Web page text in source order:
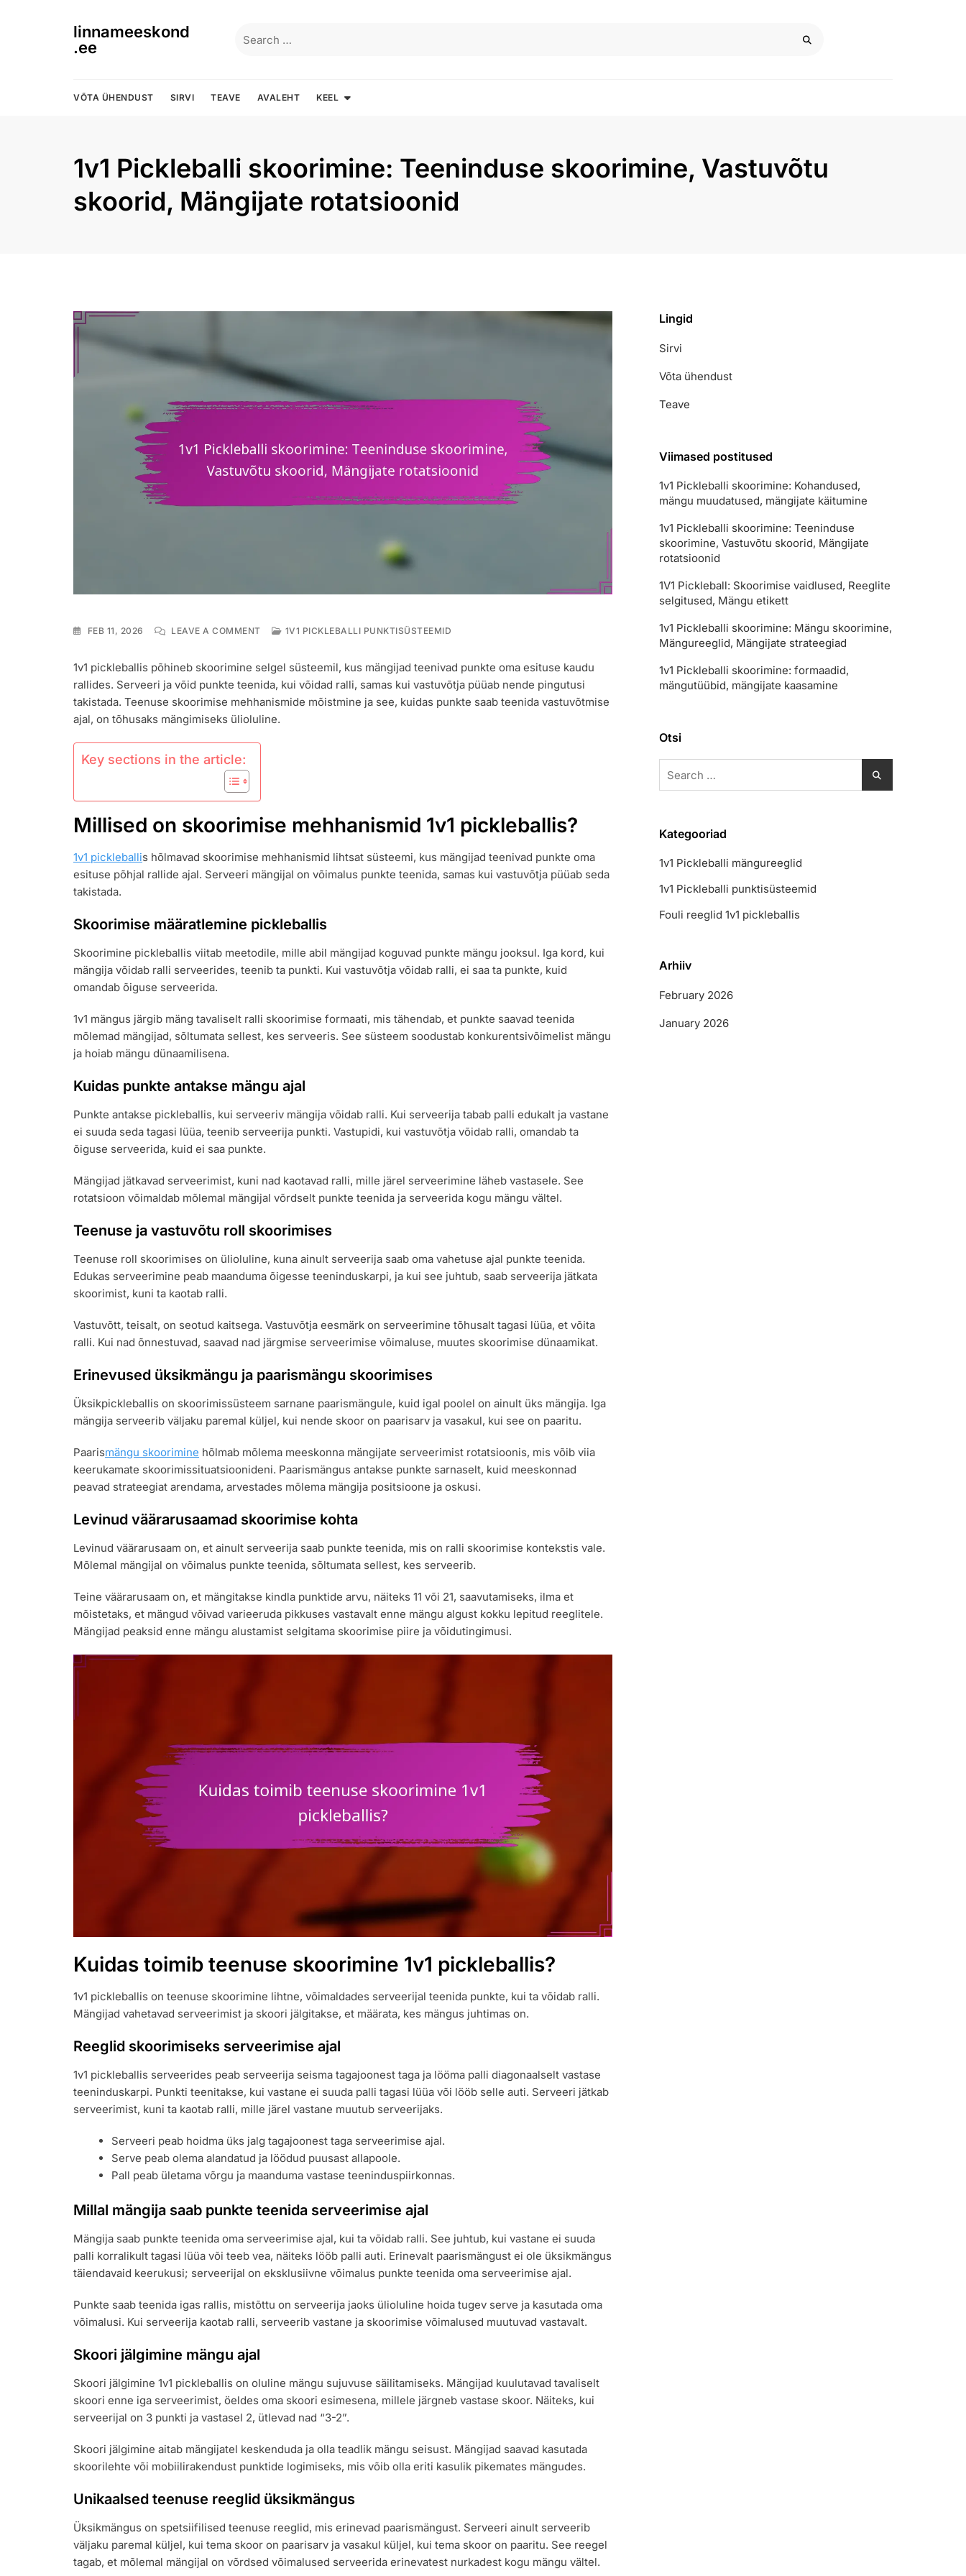
linnameeskond
.ee
for:
VÕTA ÜHENDUST SIRVI TEAVE AVALEHT KEEL
1v1 Pickleballi skoorimine: Teeninduse skoorimine, Vastuvõtu
skoorid, Mängijate rotatsioonid
FEB 11, 2026 LEAVE A COMMENTON
SKOORIMINE:
TEENINDUSE
SKOORIMINE,
SKOORID,
1V1 PICKLEBALLI PUNKTISÜSTEEMID
1v1 pickleballis põhineb skoorimine selgel süsteemil, kus mängijad teenivad punkte oma esituse kaudu
rallides. Serveeri ja võid punkte teenida, kui võidad ralli, samas kui vastuvõtja püüab nende pingutusi
takistada. Teenuse skoorimise mehhanismide mõistmine ja see, kuidas punkte saab teenida vastuvõtmise
ajal, on tõhusaks mängimiseks ülioluline.
Key sections in the article:
Millised on skoorimise mehhanismid 1v1 pickleballis?
1v1 pickleballis hõlmavad skoorimise mehhanismid lihtsat süsteemi, kus mängijad teenivad punkte oma
esituse põhjal rallide ajal. Serveeri mängijal on võimalus punkte teenida, samas kui vastuvõtja püüab seda
takistada.
Skoorimise määratlemine pickleballis
Skoorimine pickleballis viitab meetodile, mille abil mängijad koguvad punkte mängu jooksul. Iga kord, kui
mängija võidab ralli serveerides, teenib ta punkti. Kui vastuvõtja võidab ralli, ei saa ta punkte, kuid
omandab õiguse serveerida.
1v1 mängus järgib mäng tavaliselt ralli skoorimise formaati, mis tähendab, et punkte saavad teenida
mõlemad mängijad, sõltumata sellest, kes serveeris. See süsteem soodustab konkurentsivõimelist mängu
ja hoiab mängu dünaamilisena.
Kuidas punkte antakse mängu ajal
Punkte antakse pickleballis, kui serveeriv mängija võidab ralli. Kui serveerija tabab palli edukalt ja vastane
ei suuda seda tagasi lüüa, teenib serveerija punkti. Vastupidi, kui vastuvõtja võidab ralli, omandab ta
õiguse serveerida, kuid ei saa punkte.
Mängijad jätkavad serveerimist, kuni nad kaotavad ralli, mille järel serveerimine läheb vastasele. See
rotatsioon võimaldab mõlemal mängijal võrdselt punkte teenida ja serveerida kogu mängu vältel.
Teenuse ja vastuvõtu roll skoorimises
Teenuse roll skoorimises on ülioluline, kuna ainult serveerija saab oma vahetuse ajal punkte teenida.
Edukas serveerimine peab maanduma õigesse teeninduskarpi, ja kui see juhtub, saab serveerija jätkata
skoorimist, kuni ta kaotab ralli.
Vastuvõtt, teisalt, on seotud kaitsega. Vastuvõtja eesmärk on serveerimine tõhusalt tagasi lüüa, et võita
ralli. Kui nad õnnestuvad, saavad nad järgmise serveerimise võimaluse, muutes skoorimise dünaamikat.
Erinevused üksikmängu ja paarismängu skoorimises
Üksikpickleballis on skoorimissüsteem sarnane paarismängule, kuid igal poolel on ainult üks mängija. Iga
mängija serveerib väljaku paremal küljel, kui nende skoor on paarisarv ja vasakul, kui see on paaritu.
Paarismängu skoorimine hõlmab mõlema meeskonna mängijate serveerimist rotatsioonis, mis võib viia
keerukamate skoorimissituatsioonideni. Paarismängus antakse punkte sarnaselt, kuid meeskonnad
peavad strateegiat arendama, arvestades mõlema mängija positsioone ja oskusi.
Levinud väärarusaamad skoorimise kohta
Levinud väärarusaam on, et ainult serveerija saab punkte teenida, mis on ralli skoorimise kontekstis vale.
Mõlemal mängijal on võimalus punkte teenida, sõltumata sellest, kes serveerib.
Teine väärarusaam on, et mängitakse kindla punktide arvu, näiteks 11 või 21, saavutamiseks, ilma et
mõistetaks, et mängud võivad varieeruda pikkuses vastavalt enne mängu algust kokku lepitud reeglitele.
Mängijad peaksid enne mängu alustamist selgitama skoorimise piire ja võidutingimusi.
Kuidas toimib teenuse skoorimine 1v1 pickleballis?
1v1 pickleballis on teenuse skoorimine lihtne, võimaldades serveerijal teenida punkte, kui ta võidab ralli.
Mängijad vahetavad serveerimist ja skoori jälgitakse, et määrata, kes mängus juhtimas on.
Reeglid skoorimiseks serveerimise ajal
1v1 pickleballis serveerides peab serveerija seisma tagajoonest taga ja lööma palli diagonaalselt vastase
teeninduskarpi. Punkti teenitakse, kui vastane ei suuda palli tagasi lüüa või lööb selle auti. Serveeri jätkab
serveerimist, kuni ta kaotab ralli, mille järel vastane muutub serveerijaks.
Serveeri peab hoidma üks jalg tagajoonest taga serveerimise ajal.
Serve peab olema alandatud ja löödud puusast allapoole.
Pall peab ületama võrgu ja maanduma vastase teeninduspiirkonnas.
Millal mängija saab punkte teenida serveerimise ajal
Mängija saab punkte teenida oma serveerimise ajal, kui ta võidab ralli. See juhtub, kui vastane ei suuda
palli korralikult tagasi lüüa või teeb vea, näiteks lööb palli auti. Erinevalt paarismängust ei ole üksikmängus
täiendavaid keerukusi; serveerijal on eksklusiivne võimalus punkte teenida oma serveerimise ajal.
Punkte saab teenida igas rallis, mistõttu on serveerija jaoks ülioluline hoida tugev serve ja kasutada oma
võimalusi. Kui serveerija kaotab ralli, serveerib vastane ja skoorimise võimalused muutuvad vastavalt.
Skoori jälgimine mängu ajal
Skoori jälgimine 1v1 pickleballis on oluline mängu sujuvuse säilitamiseks. Mängijad kuulutavad tavaliselt
skoori enne iga serveerimist, öeldes oma skoori esimesena, millele järgneb vastase skoor. Näiteks, kui
serveerijal on 3 punkti ja vastasel 2, ütlevad nad “3-2”.
Skoori jälgimine aitab mängijatel keskenduda ja olla teadlik mängu seisust. Mängijad saavad kasutada
skoorilehte või mobiilirakendust punktide logimiseks, mis võib olla eriti kasulik pikemates mängudes.
Unikaalsed teenuse reeglid üksikmängus
Üksikmängus on spetsiifilised teenuse reeglid, mis erinevad paarismängust. Serveeri ainult serveerib
väljaku paremal küljel, kui tema skoor on paarisarv ja vasakul küljel, kui tema skoor on paaritu. See reegel
tagab, et mõlemal mängijal on võrdsed võimalused serveerida erinevatest nurkadest kogu mängu vältel.
Lingid
Sirvi
Võta ühendust
Teave
Viimased postitused
1v1 Pickleballi skoorimine: Kohandused,
mängu muudatused, mängijate käitumine
1v1 Pickleballi skoorimine: Teeninduse
skoorimine, Vastuvõtu skoorid, Mängijate
rotatsioonid
1V1 Pickleball: Skoorimise vaidlused, Reeglite
selgitused, Mängu etikett
1v1 Pickleballi skoorimine: Mängu skoorimine,
Mängureeglid, Mängijate strateegiad
1v1 Pickleballi skoorimine: formaadid,
mängutüübid, mängijate kaasamine
Otsi
for:
Kategooriad
1v1 Pickleballi mängureeglid
1v1 Pickleballi punktisüsteemid
Fouli reeglid 1v1 pickleballis
Arhiiv
February 2026
January 2026